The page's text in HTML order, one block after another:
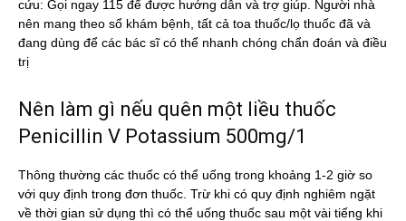
cứu: Gọi ngay 115 để được hướng dẫn và trợ giúp. Người nhà
nên mang theo sổ khám bệnh, tất cả toa thuốc/lọ thuốc đã và
đang dùng để các bác sĩ có thể nhanh chóng chẩn đoán và điều
trị
Nên làm gì nếu quên một liều thuốc
Penicillin V Potassium 500mg/1
Thông thường các thuốc có thể uống trong khoảng 1-2 giờ so
với quy định trong đơn thuốc. Trừ khi có quy định nghiêm ngặt
về thời gian sử dụng thì có thể uống thuốc sau một vài tiếng khi